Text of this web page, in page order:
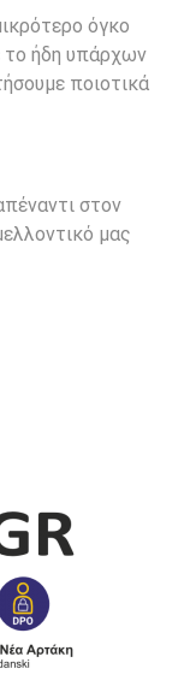
όγκο
το ήδη υπάρχων
ποιοτικά
στον
μας